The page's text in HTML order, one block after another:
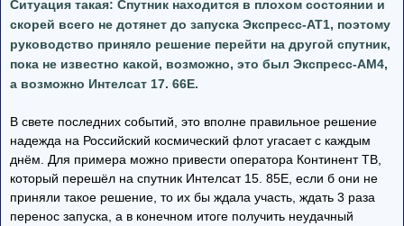
Ситуация такая: Спутник находится в плохом состоянии и
скорей всего не дотянет до запуска Экспресс-АТ1, поэтому
руководство приняло решение перейти на другой спутник,
пока не известно какой, возможно, это был Экспресс-АМ4,
а возможно Интелсат 17. 66Е.
В свете последних событий, это вполне правильное решение
надежда на Российский космический флот угасает с каждым
днём. Для примера можно привести оператора Континент ТВ,
который перешёл на спутник Интелсат 15. 85Е, если б они не
приняли такое решение, то их бы ждала участь, ждать 3 раза
перенос запуска, а в конечном итоге получить неудачный